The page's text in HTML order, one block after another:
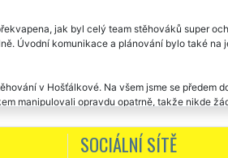
jak byl celý team stěhováků super
Úvodní komunikace a plánování bylo také na
v Hošťálkové. Na všem jsme se předem
manipulovali opravdu opatrně, takže nikde
i cena. Děkuji a doporučuji.SOCIÁLNÍ SÍTĚ